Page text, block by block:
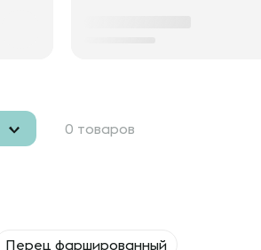
0 товаров
Перец фаршированный